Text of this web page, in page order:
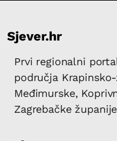
Sjever.hr
Prvi regionalni
područja
Međimurske,
Zagrebačke